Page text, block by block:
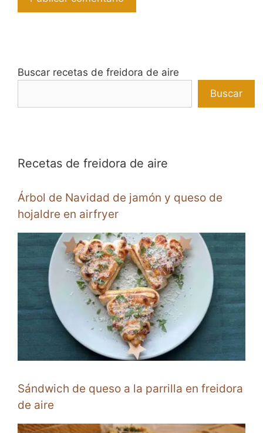
Buscar recetas de freidora de aire
Buscar
Recetas de freidora de aire
Árbol de Navidad de jamón y queso de
hojaldre en airfryer
Sándwich de queso a la parrilla en freidora
de aire